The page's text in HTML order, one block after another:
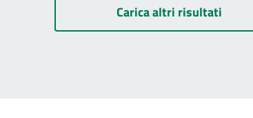
Carica altri risultati